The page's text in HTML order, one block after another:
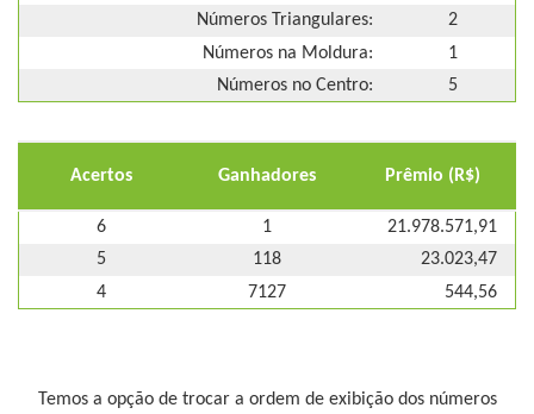
Números Triangulares:
2
Números na Moldura:
1
Números no Centro:
5
Acertos Ganhadores Prêmio (R$)
6 1
21.978.571,91
5
118
23.023,47
4
7127 544,56
Temos a opção de trocar a ordem de exibição dos números